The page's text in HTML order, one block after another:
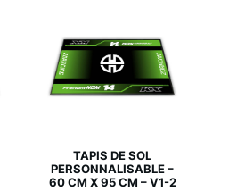
TAPIS DE SOL
PERSONNALISABLE –
60 CM X 95 CM – V1-2